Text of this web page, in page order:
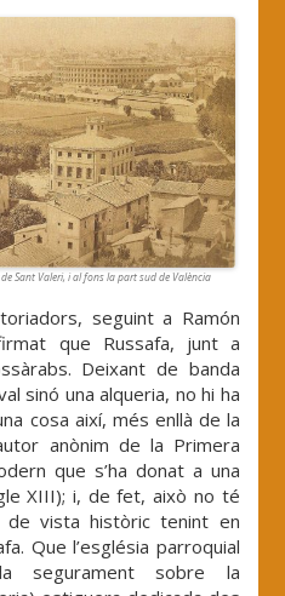
Sant Valeri, i al fons la part sud de València
seguint a Ramón
que Russafa, junt a
Deixant de banda
sinó una alqueria, no hi ha
cosa així, més enllà de la
anònim de la Primera
que s’ha donat a una
XIII); i, de fet, això no té
vista històric tenint en
Que l’església parroquial
segurament sobre la